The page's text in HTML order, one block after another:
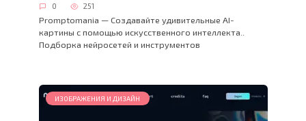
0 251
Promptomania — Создавайте удивительные AI-
картины с помощью искусственного интеллекта..
Подборка нейросетей и инструментов
ИЗОБРАЖЕНИЯ И ДИЗАЙН